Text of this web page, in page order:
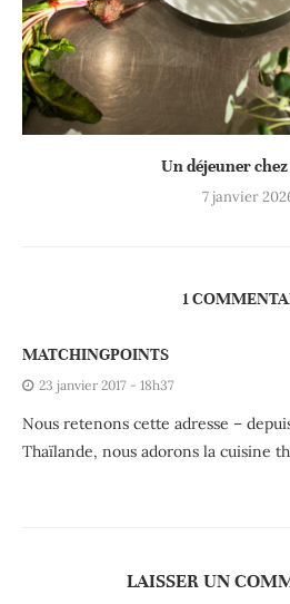
Un déjeuner
7 janvier
1
MATCHINGPOINTS
23 janvier 2017 - 18h37
Nous retenons cette adresse –
Thaïlande, nous adorons la cuisine
LAISSER UN